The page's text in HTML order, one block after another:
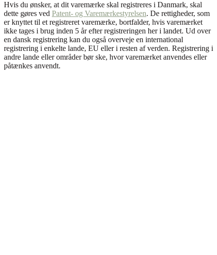
Hvis du ønsker, at dit varemærke skal registreres i Danmark, skal
dette gøres ved Patent- og Varemærkestyrelsen. De rettigheder, som
er knyttet til et registreret varemærke, bortfalder, hvis varemærket
ikke tages i brug inden 5 år efter registreringen her i landet. Ud over
en dansk registrering kan du også overveje en international
registrering i enkelte lande, EU eller i resten af verden. Registrering i
andre lande eller områder bør ske, hvor varemærket anvendes eller
påtænkes anvendt.